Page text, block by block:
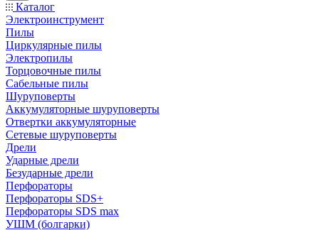
Каталог
Электроинструмент
Пилы
Циркулярные пилы
Электропилы
Торцовочные пилы
Сабельные пилы
Шуруповерты
Аккумуляторные шуруповерты
Отвертки аккумуляторные
Сетевые шуруповерты
Дрели
Ударные дрели
Безударные дрели
Перфораторы
Перфораторы SDS+
Перфораторы SDS max
УШМ (болгарки)